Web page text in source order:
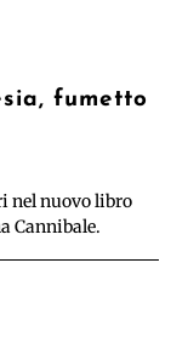
fumetto
nel nuovo libro
Cannibale.